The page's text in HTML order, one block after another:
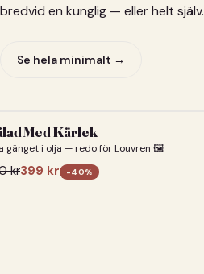
bredvid en kunglig — eller helt själv.
Se hela minimalt →
Med Kärlek
gänget i olja — redo för Louvren 🖼️
kr399 kr -40%